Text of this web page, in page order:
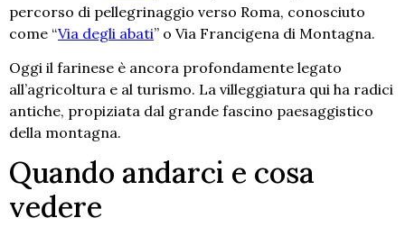
percorso di pellegrinaggio verso Roma, conosciuto
come “Via degli abati” o Via Francigena di Montagna.
Oggi il farinese è ancora profondamente legato
all’agricoltura e al turismo. La villeggiatura qui ha radici
antiche, propiziata dal grande fascino paesaggistico
della montagna.
Quando andarci e cosa
vedere